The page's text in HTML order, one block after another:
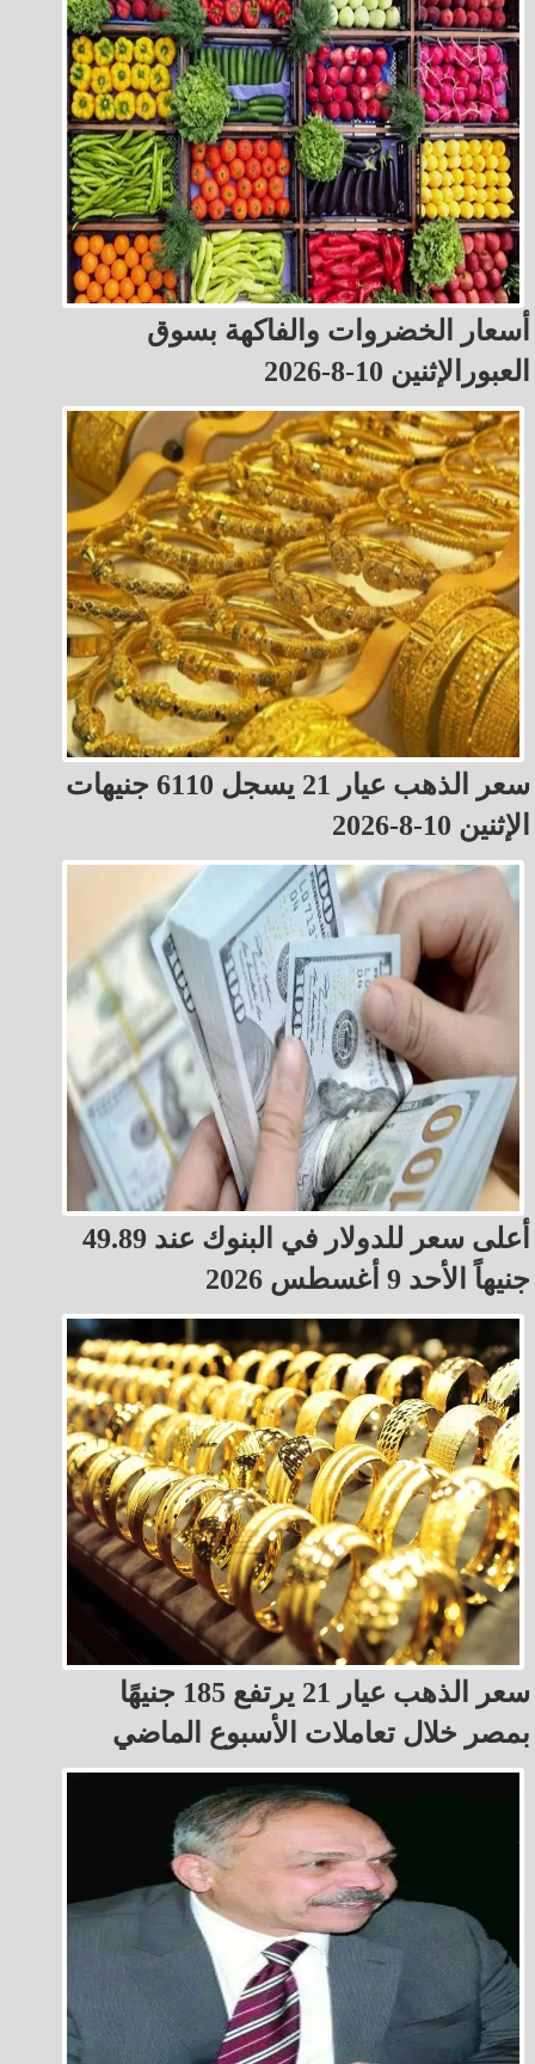
أسعار الخضروات والفاكهة بسوق
العبورالإثنين 10-8-2026
سعر الذهب عيار 21 يسجل 6110 جنيهات
الإثنين 10-8-2026
أعلى سعر للدولار في البنوك عند 49.89
جنيهاً الأحد 9 أغسطس 2026
سعر الذهب عيار 21 يرتفع 185 جنيهًا
بمصر خلال تعاملات الأسبوع الماضي